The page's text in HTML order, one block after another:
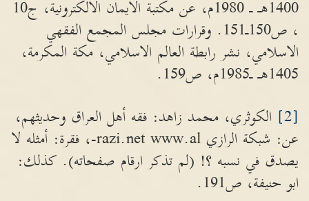
1400هـ ـ 1980م، عن مكتبة الايمان الالكترونية، ج10
، ص150ـ151. وقرارات مجلس المجمع الفقهي
الاسلامي، نشر رابطة العالم الاسلامي، مكة المكرمة،
1405هـ ـ1985م، ص159.
[2]
الكوثري، محمد زاهد: فقه أهل العراق وحديثهم،
عن: شبكة الرازي razi.net www.al-، فقرة: أمثله لا
يصدق في نسبه ؟! (لم تذكر ارقام صفحاته). كذلك:
ابو حنيفة، ص191.